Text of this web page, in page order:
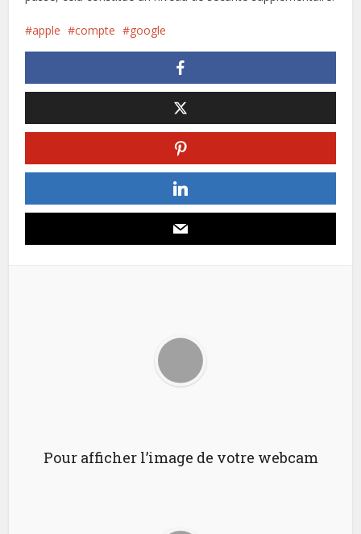
apple compte google
Pour afficher l’image de votre webcam